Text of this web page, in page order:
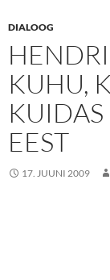
DIALOOG
KUHU,
EEST
17. JUUNI 2009